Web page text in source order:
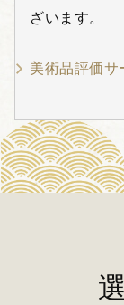
ざいます。
美術品評価サ